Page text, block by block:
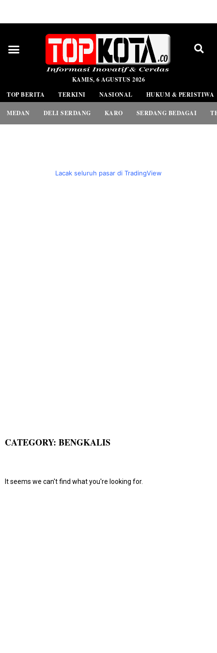
KAMIS, 6 AGUSTUS 2026
TOP BERITA
TERKINI NASIONAL HUKUM & PERISTIWA
MEDAN DELI SERDANG KARO SERDANG BEDAGAI
Lacak seluruh pasar di TradingView
CATEGORY: BENGKALIS
It seems we can't find what you're looking for.